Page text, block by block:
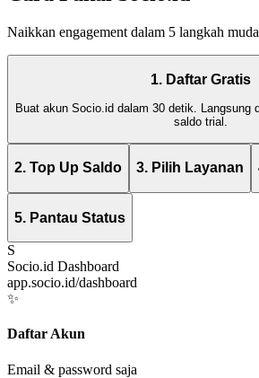
Naikkan engagement dalam 5 langkah
1. Daftar Gratis
Buat akun Socio.id dalam 30 detik. Langsung
saldo trial.
2. Top Up Saldo 3. Pilih Layanan
5. Pantau Status
S
Socio.id Dashboard
app.socio.id/dashboard
✨
Daftar Akun
Email & password saja